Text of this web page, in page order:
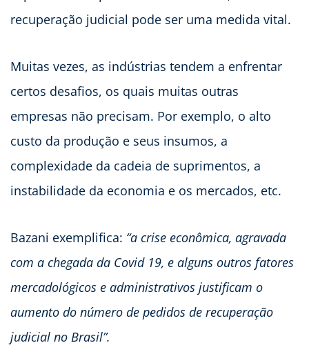
recuperação judicial pode ser uma medida vital.
Muitas vezes, as indústrias tendem a enfrentar
certos desafios, os quais muitas outras
empresas não precisam. Por exemplo, o alto
custo da produção e seus insumos, a
complexidade da cadeia de suprimentos, a
instabilidade da economia e os mercados, etc.
Bazani exemplifica: “a crise econômica, agravada
com a chegada da Covid 19, e alguns outros fatores
mercadológicos e administrativos justificam o
aumento do número de pedidos de recuperação
judicial no Brasil”.